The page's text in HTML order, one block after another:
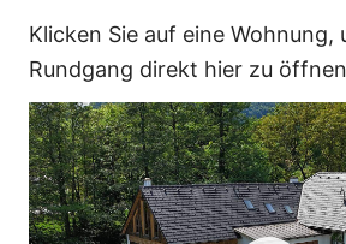
Klicken Sie auf eine Wohnung,
Rundgang direkt hier zu